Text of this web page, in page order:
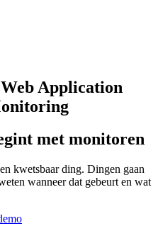
Application
met monitoren
kwetsbaar ding. Dingen gaan
wanneer dat gebeurt en wat